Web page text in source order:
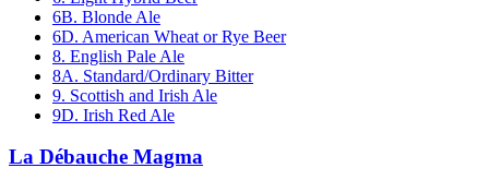
6B. Blonde Ale
6D. American Wheat or Rye Beer
8. English Pale Ale
8A. Standard/Ordinary Bitter
9. Scottish and Irish Ale
9D. Irish Red Ale
La Débauche Magma